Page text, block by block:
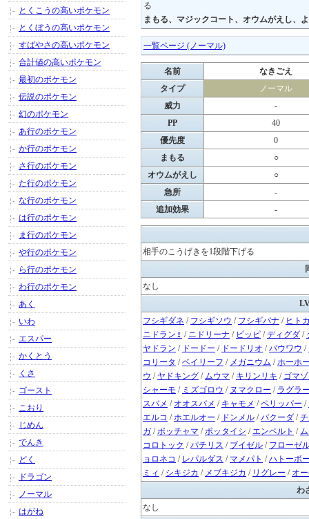
る
まもる、マジックコート、オウムがえし、
一覧ページ (ノーマル)
名前
なきごえ
タイプ
ノーマル
威力
-
PP
40
優先度
0
まもる
○
オウムがえし
○
急所
-
追加効果
-
相手のこうげきを1段階下げる
なし
フシギダネ / フシギソウ / フシギバナ / ヒト
ニドラン♀ / ニドリーナ / ピッピ /ディグダ /
ヤドラン / ドードー / ドードリオ /パウワウ /
コリータ /ベイリーフ / メガニウム /ホーホ
ウ / ヤドキング /ムウマ / キリンリキ / ゴマ
シャーモ / ミズゴロウ / ヌマクロー / ラグラ
スバメ / オオスバメ / キャモメ /ペリッパー /
エルコ /ホエルオー / ドンメル /バクーダ /
ガ /ポッチャマ /ポッタイシ /エンペルト /
コロトック /パチリス / ブイゼル / フローゼ
ョロネコ / レパルダス / マメパト /ハトーボ
ミィ / シキジカ / メブキジカ / リグレー / オ
わ
なし
とくこうの高いポケモン
とくぼうの高いポケモン
すばやさの高いポケモン
合計値の高いポケモン
最初のポケモン
伝説のポケモン
幻のポケモン
あ行のポケモン
か行のポケモン
さ行のポケモン
た行のポケモン
な行のポケモン
は行のポケモン
ま行のポケモン
や行のポケモン
ら行のポケモン
わ行のポケモン
あく
いわ
エスパー
かくとう
くさ
ゴースト
こおり
じめん
でんき
どく
ドラゴン
ノーマル
はがね